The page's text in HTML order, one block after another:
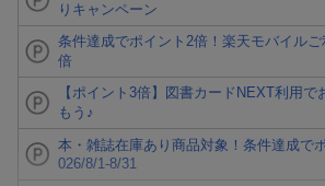
りキャンペーン
条件達成でポイント2倍！楽天モバイル
倍
【ポイント3倍】図書カードNEXT利用で
もう♪
本・雑誌在庫あり商品対象！条件達成で
026/8/1-8/31